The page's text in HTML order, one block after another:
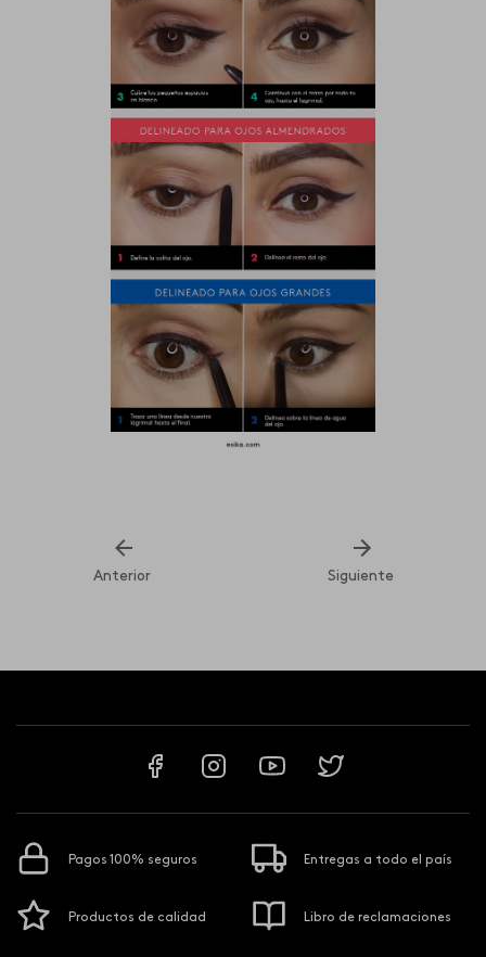
Anterior Siguiente
Pagos 100% seguros Entregas a todo el país
Productos de calidad Libro de reclamaciones